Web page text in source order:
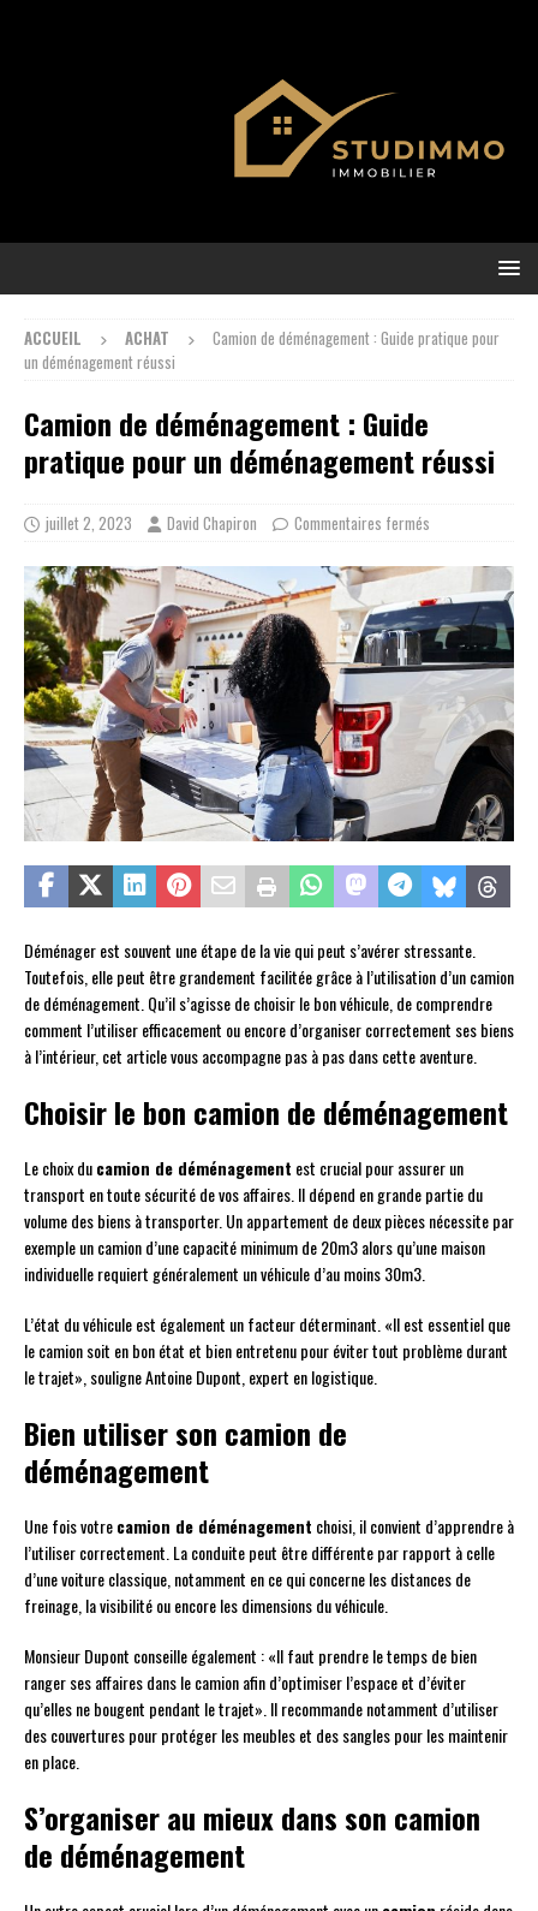
ACCUEIL ACHAT
Camion de déménagement : Guide pratique pour
un déménagement réussi
Camion de déménagement : Guide
pratique pour un déménagement réussi
juillet 2, 2023 David Chapiron Commentaires fermés
Déménager est souvent une étape de la vie qui peut s’avérer stressante.
Toutefois, elle peut être grandement facilitée grâce à l’utilisation d’un camion
de déménagement. Qu’il s’agisse de choisir le bon véhicule, de comprendre
comment l’utiliser efficacement ou encore d’organiser correctement ses biens
à l’intérieur, cet article vous accompagne pas à pas dans cette aventure.
Choisir le bon camion de déménagement
Le choix ducamion de déménagement est crucial pour assurer un
transport en toute sécurité de vos affaires. Il dépend en grande partie du
volume des biens à transporter. Un appartement de deux pièces nécessite par
exemple un camion d’une capacité minimum de 20m3 alors qu’une maison
individuelle requiert généralement un véhicule d’au moins 30m3.
L’état du véhicule est également un facteur déterminant. «Il est essentiel que
le camion soit en bon état et bien entretenu pour éviter tout problème durant
le trajet», souligne Antoine Dupont, expert en logistique.
Bien utiliser son camion de
déménagement
Une fois votrecamion de déménagement choisi, il convient d’apprendre à
l’utiliser correctement. La conduite peut être différente par rapport à celle
d’une voiture classique, notamment en ce qui concerne les distances de
freinage, la visibilité ou encore les dimensions du véhicule.
Monsieur Dupont conseille également : «Il faut prendre le temps de bien
ranger ses affaires dans le camion afin d’optimiser l’espace et d’éviter
qu’elles ne bougent pendant le trajet». Il recommande notamment d’utiliser
des couvertures pour protéger les meubles et des sangles pour les maintenir
en place.
S’organiser au mieux dans son camion
de déménagement